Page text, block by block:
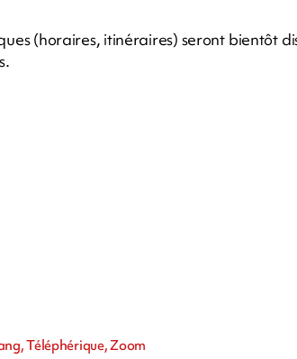
(horaires, itinéraires) seront bientôt
Téléphérique, Zoom